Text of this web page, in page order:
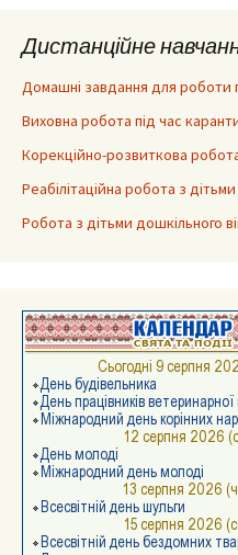
Дистанційне
Домашні завдання для роботи
Виховна робота під час
Корекційно-розвиткова
Реабілітаційна робота з
Робота з дітьми дошкільного